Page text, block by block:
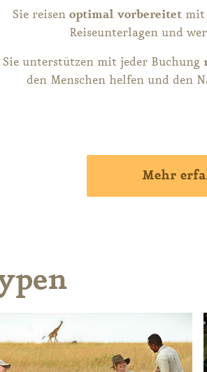
Sie reisen optimal vorbereitetmit
Reiseunterlagen und
Sie unterstützen mit jeder Buchung
den Menschen helfen und den
Mehr